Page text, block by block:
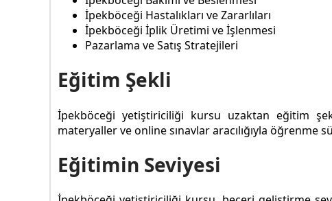
İpekböceği Hastalıkları ve Zararlıları
İpekböceği İplik Üretimi ve İşlenmesi
Pazarlama ve Satış Stratejileri
Eğitim Şekli
İpekböceği yetiştiriciliği kursu uzaktan eğitim
materyaller ve online sınavlar aracılığıyla öğrenme
Eğitimin Seviyesi